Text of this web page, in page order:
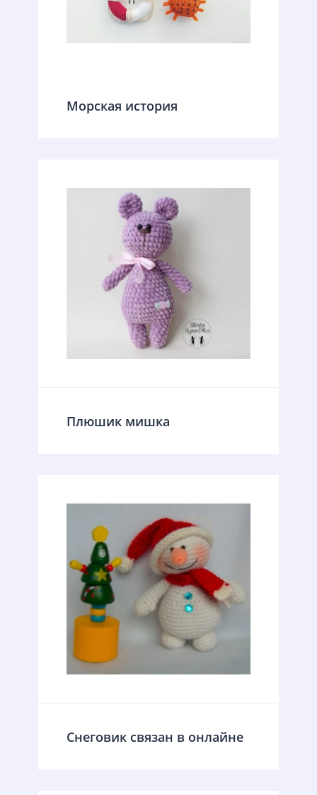
Морская история
Плюшик мишка
Снеговик связан в онлайне